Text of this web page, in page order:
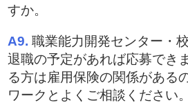
すか。
A9. 職業能力開発センター・
退職の予定があれば応募でき
る方は雇用保険の関係がある
ワークとよくご相談ください。